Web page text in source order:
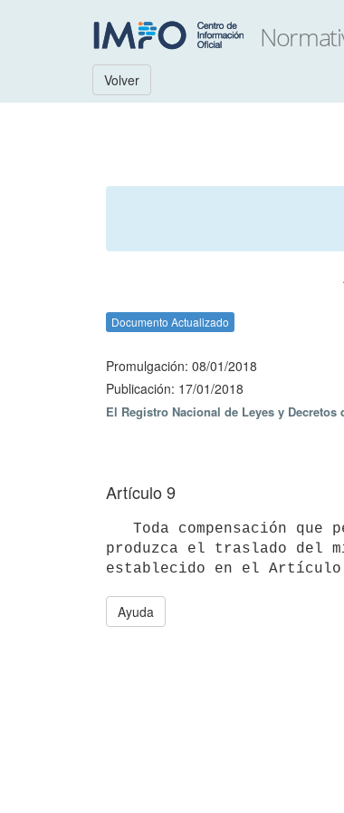
Volver
Documento Actualizado
Promulgación: 08/01/2018
Publicación: 17/01/2018
El Registro Nacional de Leyes y
Artículo 9
produzca el traslado del
Ayuda